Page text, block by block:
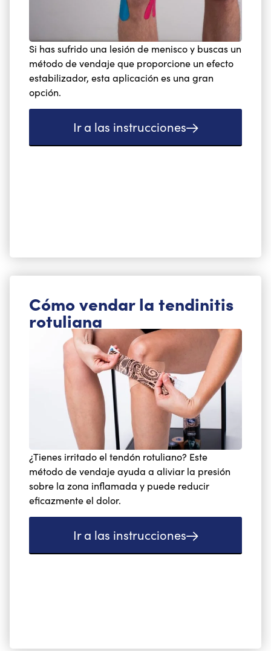
Si has sufrido una lesión de menisco y buscas un
método de vendaje que proporcione un efecto
estabilizador, esta aplicación es una gran
opción.
Ir a las instrucciones
Cómo vendar la tendinitis
rotuliana
¿Tienes irritado el tendón rotuliano? Este
método de vendaje ayuda a aliviar la presión
sobre la zona inflamada y puede reducir
eficazmente el dolor.
Ir a las instrucciones